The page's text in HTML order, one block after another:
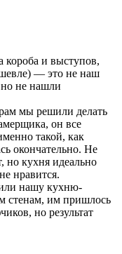
короба и выступов,
— это не наш
не нашли
мы решили делать
он все
такой, как
окончательно. Не
но кухня идеально
нравится.
нашу кухню-
стенам, им пришлось
но результат